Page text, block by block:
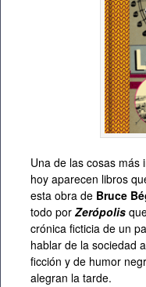
Una de las cosas más
hoy aparecen libros
esta obra de Bruce
todo por Zerópolis
crónica ficticia de un
hablar de la sociedad
ficción y de humor
alegran la tarde.